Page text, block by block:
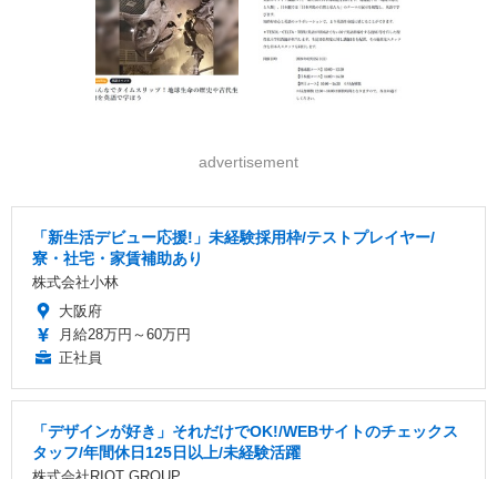
advertisement
「新生活デビュー応援!」未経験採用枠/テストプレイヤー/
寮・社宅・家賃補助あり
株式会社小林
大阪府
月給28万円～60万円
正社員
「デザインが好き」それだけでOK!/WEBサイトのチェックス
タッフ/年間休日125日以上/未経験活躍